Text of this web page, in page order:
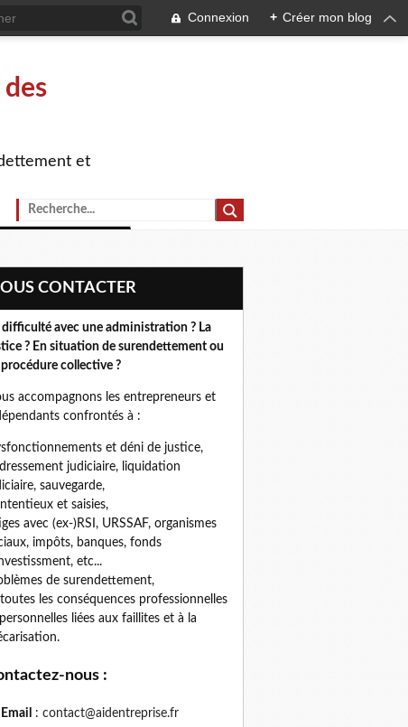
Connexion + Créer mon blog
et
NOUS CONTACTER
difficulté avec une administration ? La
? En situation de surendettement ou
collective ?
accompagnons les entrepreneurs et
confrontés à :
et déni de justice,
judiciaire, liquidation
sauvegarde,
et saisies,
avec (ex-)RSI, URSSAF, organismes
impôts, banques, fonds
etc...
de surendettement,
les conséquences professionnelles
liées aux faillites et à la
nous :
Email : contact@aidentreprise.fr